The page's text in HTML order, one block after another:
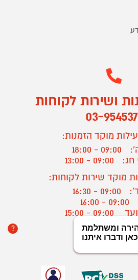
ושירות לקוחות
03-
מוקד הזמנות:
09:00 - 18:00
חג:
09:00 - 13:00
מוקד שירות לקוחות:
09:00 - 16:30
09:00 - 16:00
? ביטול הזמנה